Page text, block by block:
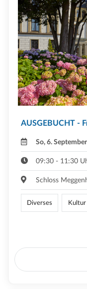
AUSGEBUCHT -
So, 6.
09:30 - 11:30
Schloss
Diverses Kultur